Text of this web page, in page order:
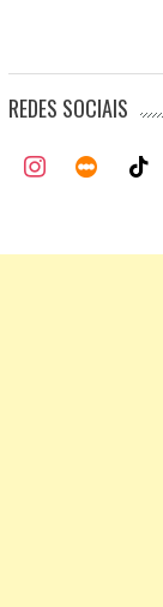
REDES SOCIAIS